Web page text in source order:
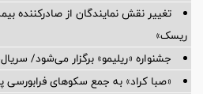
تغییر نقش نمایندگان از صادرکننده
ریسک»
جشنواره «ریلیمو» برگزار می‌شود/
«صبا کراد» به جمع سکوهای